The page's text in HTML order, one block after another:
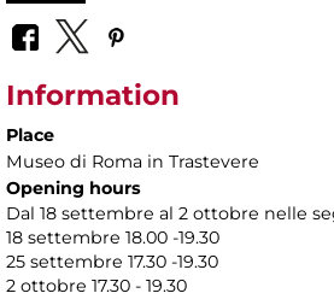
Information
Place
Museo di Roma in Trastevere
Opening hours
Dal 18 settembre al 2 ottobre nelle
18 settembre 18.00 -19.30
25 settembre 17.30 -19.30
2 ottobre 17.30 - 19.30